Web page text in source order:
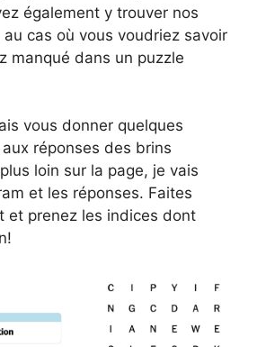
également y trouver nos
cas où vous voudriez savoir
manqué dans un puzzle
vous donner quelques
réponses des brins
plus loin sur la page, je vais
et les réponses. Faites
et prenez les indices dont